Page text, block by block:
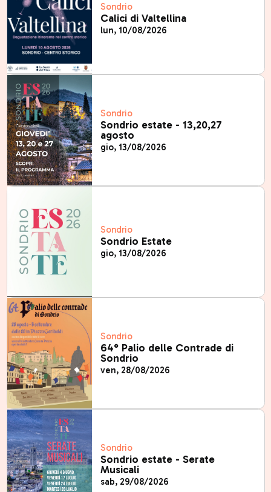
Sondrio
Calici di Valtellina
lun, 10/08/2026
Sondrio
Sondrio estate - 13,20,27
agosto
gio, 13/08/2026
Sondrio
Sondrio Estate
gio, 13/08/2026
Sondrio
64° Palio delle Contrade di
Sondrio
ven, 28/08/2026
Sondrio
Sondrio estate - Serate
Musicali
sab, 29/08/2026